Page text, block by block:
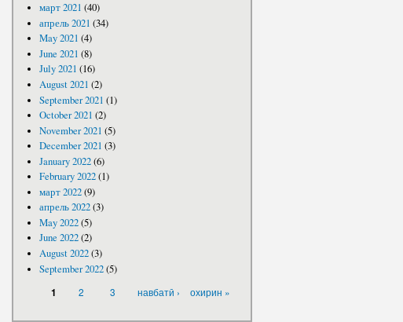
март 2021 (40)
апрель 2021 (34)
May 2021 (4)
June 2021 (8)
July 2021 (16)
August 2021 (2)
September 2021 (1)
October 2021 (2)
November 2021 (5)
December 2021 (3)
January 2022(6)
February 2022(1)
март 2022(9)
апрель 2022(3)
May 2022(5)
June 2022(2)
August 2022(3)
September 2022(5)
1 2 3 навбатӣ › охирин »